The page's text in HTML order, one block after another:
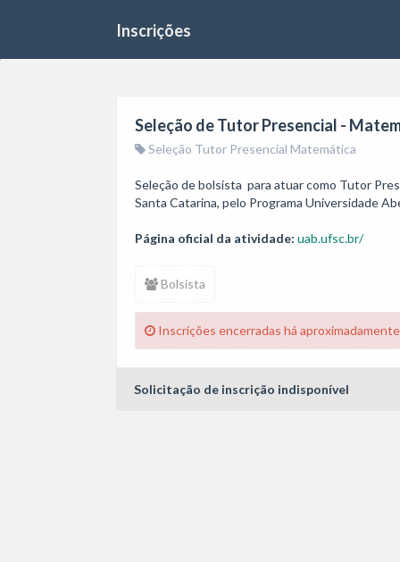
Inscrições
Seleção de Tutor Presencial -
Seleção Tutor Presencial Matemática
Seleção de bolsista  para atuar como Tutor
Santa Catarina, pelo Programa Universidade
Página oficial da atividade: uab.ufsc.br/
Bolsista
Inscrições encerradas há
Solicitação de inscrição indisponível